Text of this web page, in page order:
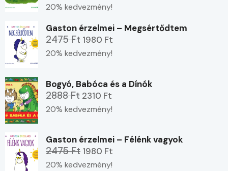
20% kedvezmény!
Gaston érzelmei – Megsértődtem
2475 Ft 1980 Ft
20% kedvezmény!
Bogyó, Babóca és a Dínók
2888 Ft 2310 Ft
20% kedvezmény!
Gaston érzelmei – Félénk vagyok
2475 Ft 1980 Ft
20% kedvezmény!